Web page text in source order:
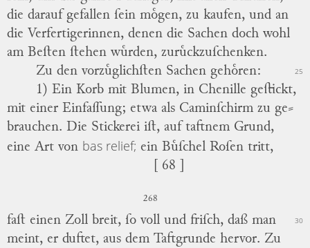
die darauf gefallen ſein moͤgen, zu kaufen, und an
die Verfertigerinnen, denen die Sachen doch wohl
am Beſten ſtehen wuͤrden, zuruͤckzuſchenken.
Zu den vorzuͤglichſten Sachen gehoͤren:
25
1) Ein Korb mit Blumen, in Chenille geſtickt,
mit einer Einfaſſung; etwa als Caminſchirm zu ge⸗
brauchen. Die Stickerei iſt, auf taftnem Grund,
eine Art von bas relief; ein Buͤſchel Roſen tritt,
[ 68 ]
268
faſt einen Zoll breit, ſo voll und friſch, daß man 30
meint, er duftet, aus dem Taftgrunde hervor. Zu